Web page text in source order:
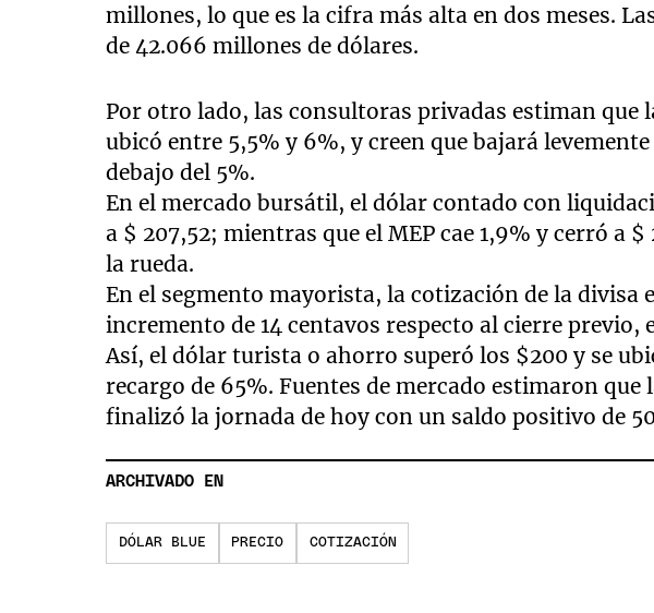
millones, lo que es la cifra más alta en dos meses.
de 42.066 millones de dólares.
Por otro lado, las consultoras privadas estiman que
ubicó entre 5,5% y 6%, y creen que bajará
debajo del 5%.
En el mercado bursátil, el dólar contado con
a $ 207,52; mientras que el MEP cae 1,9% y cerró a
la rueda.
En el segmento mayorista, la cotización de la divisa
incremento de 14 centavos respecto al cierre previo,
Así, el dólar turista o ahorro superó los $200 y se
recargo de 65%. Fuentes de mercado estimaron
finalizó la jornada de hoy con un saldo positivo de
ARCHIVADO EN
DÓLAR BLUE PRECIO COTIZACIÓN